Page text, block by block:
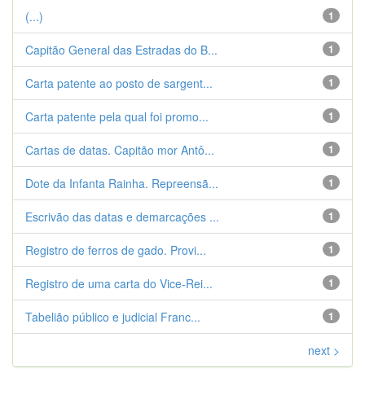
1
(...)
1
Capitão General das Estradas do B...
1
Carta patente ao posto de sargent...
1
Carta patente pela qual foi promo...
1
Cartas de datas. Capitão mor Antô...
1
Dote da Infanta Rainha. Repreensã...
1
Escrivão das datas e demarcações ...
1
Registro de ferros de gado. Provi...
1
Registro de uma carta do Vice-Rei...
1
Tabelião público e judicial Franc...
next >